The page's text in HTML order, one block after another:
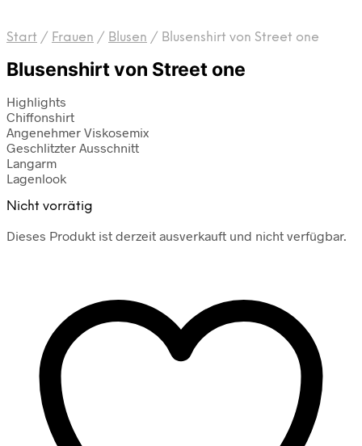
Start / Frauen / Blusen / Blusenshirt von Street one
Blusenshirt von Street one
Highlights
Chiffonshirt
Angenehmer Viskosemix
Geschlitzter Ausschnitt
Langarm
Lagenlook
Nicht vorrätig
Dieses Produkt ist derzeit ausverkauft und nicht verfügbar.